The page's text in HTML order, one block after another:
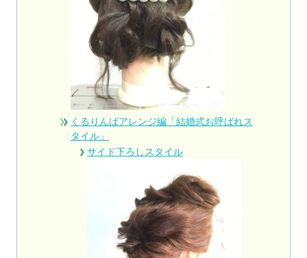
くるりんぱアレンジ編「結婚式お呼ばれス
タイル」
サイド下ろしスタイル